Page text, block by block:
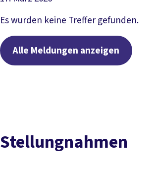
Artikel lesen
Es wurden keine Treffer gefunden.
Alle Meldungen anzeigen
Stellungnahmen